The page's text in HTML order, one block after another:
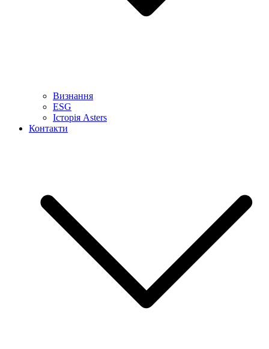
Визнання
ESG
Історія Asters
Контакти